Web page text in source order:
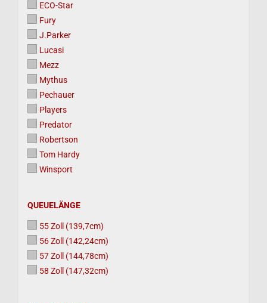
ECO-Star
Fury
J.Parker
Lucasi
Mezz
Mythus
Pechauer
Players
Predator
Robertson
Tom Hardy
Winsport
QUEUELÄNGE
QUEUELÄNGE
55 Zoll (139,7cm)
56 Zoll (142,24cm)
57 Zoll (144,78cm)
58 Zoll (147,32cm)